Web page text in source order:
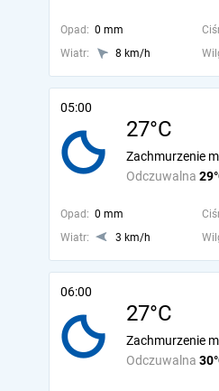
Opad: 0 mm
Wiatr:
8 km/h
05:00
27°C
Odczuwalna
Zachmurzenie
Opad: 0 mm
Wiatr:
3 km/h
06:00
27°C
Odczuwalna
Zachmurzenie